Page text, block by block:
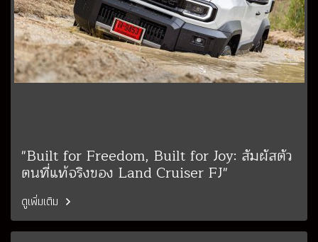
"Built for Freedom, Built for Joy: สัมผัสตัว
ตนที่แท้จริงของ Land Cruiser FJ"
ดูเพิ่มเติม